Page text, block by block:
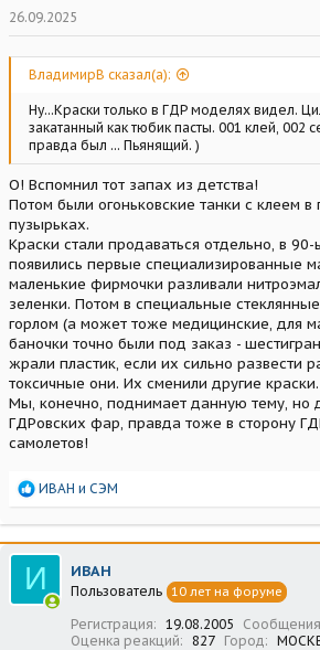
26.09.2025
ВладимирВ сказал(а):
Ну...Краски только в ГДР моделях видел.
закатанный как тюбик пасты. 001 клей, 002
правда был ... Пьянящий. )
О! Вспомнил тот запах из детства!
Потом были огоньковские танки с клеем в
пузырьках.
Краски стали продаваться отдельно, в
появились первые специализированные
маленькие фирмочки разливали
зеленки. Потом в специальные
горлом (а может тоже медицинские, для
баночки точно были под заказ -
жрали пластик, если их сильно развести
токсичные они. Их сменили другие краски.
Мы, конечно, поднимает данную тему, но
ГДРовских фар, правда тоже в сторону
самолетов!
Р
а
к
ц
и
и
ИВАН и СЭМ
И ИВАН
Пользователь 10 лет на форуме
Регистрация 19.08.2005 Сообщения
Оценка реакций
827 Город